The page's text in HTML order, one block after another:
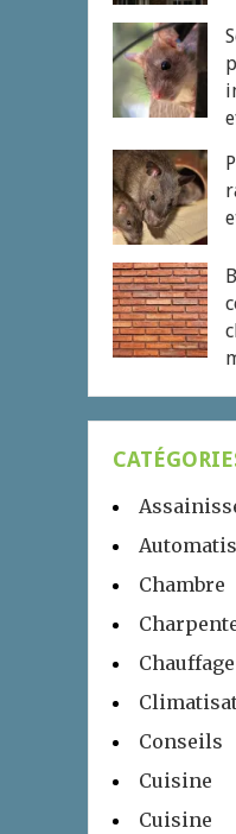
Chambre
Chauffage
Conseils
Cuisine
Cuisine